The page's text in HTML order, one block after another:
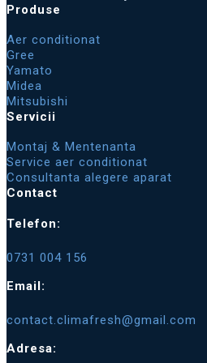
Produse
Aer conditionat
Gree
Yamato
Midea
Mitsubishi
Servicii
Montaj & Mentenanta
Service aer conditionat
Consultanta alegere aparat
Contact
Telefon:
0731 004 156
Email:
contact.climafresh@gmail.com
Adresa: